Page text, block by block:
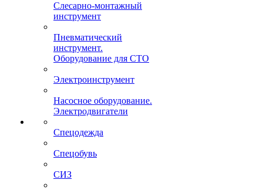
Слесарно-монтажный
инструмент
Пневматический
инструмент.
Оборудование для СТО
Электроинструмент
Насосное оборудование.
Электродвигатели
Спецодежда
Спецобувь
СИЗ